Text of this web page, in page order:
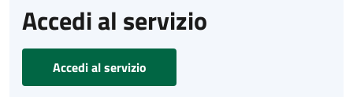
Accedi al servizio
Accedi al servizio